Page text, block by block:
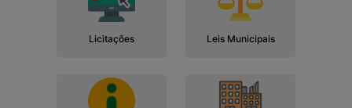
Licitações Leis Municipais